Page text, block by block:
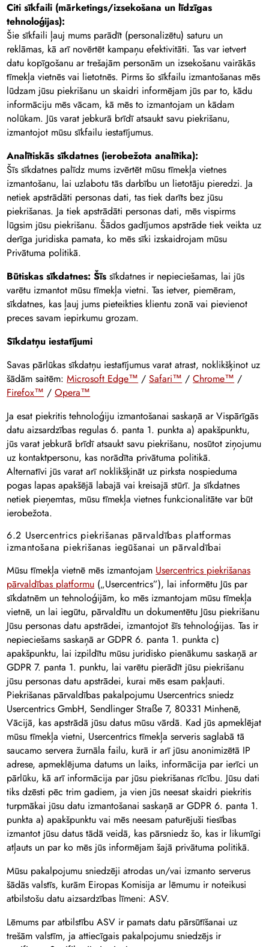
Citi sīkfaili (mārketings/izsekošana un līdzīgas
tehnoloģijas):
Šie sīkfaili ļauj mums parādīt (personalizētu) saturu un
reklāmas, kā arī novērtēt kampaņu efektivitāti. Tas var ietvert
datu kopīgošanu ar trešajām personām un izsekošanu vairākās
tīmekļa vietnēs vai lietotnēs. Pirms šo sīkfailu izmantošanas mēs
lūdzam jūsu piekrišanu un skaidri informējam jūs par to, kādu
informāciju mēs vācam, kā mēs to izmantojam un kādam
nolūkam. Jūs varat jebkurā brīdī atsaukt savu piekrišanu,
izmantojot mūsu sīkfailu iestatījumus.
Analītiskās sīkdatnes (ierobežota analītika):
Šīs sīkdatnes palīdz mums izvērtēt mūsu tīmekļa vietnes
izmantošanu, lai uzlabotu tās darbību un lietotāju pieredzi. Ja
netiek apstrādāti personas dati, tas tiek darīts bez jūsu
piekrišanas. Ja tiek apstrādāti personas dati, mēs vispirms
lūgsim jūsu piekrišanu. Šādos gadījumos apstrāde tiek veikta uz
derīga juridiska pamata, ko mēs sīki izskaidrojam mūsu
Privātuma politikā.
Būtiskas sīkdatnes: Šīssīkdatnes ir nepieciešamas, lai jūs
varētu izmantot mūsu tīmekļa vietni. Tas ietver, piemēram,
sīkdatnes, kas ļauj jums pieteikties klientu zonā vai pievienot
preces savam iepirkumu grozam.
Sīkdatņu iestatījumi
Savas pārlūkas sīkdatņu iestatījumus varat atrast, noklikšķinot uz
šādām saitēm:Microsoft Edge™ /Safari™ /Chrome™ /
Firefox™ /Opera™
Ja esat piekritis tehnoloģiju izmantošanai saskaņā ar Vispārīgās
datu aizsardzības regulas 6. panta 1. punkta a) apakšpunktu,
jūs varat jebkurā brīdī atsaukt savu piekrišanu, nosūtot ziņojumu
uz kontaktpersonu, kas norādīta privātuma politikā.
Alternatīvi jūs varat arī noklikšķināt uz pirksta nospieduma
pogas lapas apakšējā labajā vai kreisajā stūrī. Ja sīkdatnes
netiek pieņemtas, mūsu tīmekļa vietnes funkcionalitāte var būt
ierobežota.
6.2 Usercentrics piekrišanas pārvaldības platformas
izmantošana piekrišanas iegūšanai un pārvaldībai
Mūsu tīmekļa vietnē mēs izmantojam Usercentrics piekrišanas
pārvaldības platformu („Usercentrics”), lai informētu Jūs par
sīkdatnēm un tehnoloģijām, ko mēs izmantojam mūsu tīmekļa
vietnē, un lai iegūtu, pārvaldītu un dokumentētu Jūsu piekrišanu
Jūsu personas datu apstrādei, izmantojot šīs tehnoloģijas. Tas ir
nepieciešams saskaņā ar GDPR 6. panta 1. punkta c)
apakšpunktu, lai izpildītu mūsu juridisko pienākumu saskaņā ar
GDPR 7. panta 1. punktu, lai varētu pierādīt jūsu piekrišanu
jūsu personas datu apstrādei, kurai mēs esam pakļauti.
Piekrišanas pārvaldības pakalpojumu Usercentrics sniedz
Usercentrics GmbH, Sendlinger Straße 7, 80331 Minhenē,
Vācijā, kas apstrādā jūsu datus mūsu vārdā. Kad jūs apmeklējat
mūsu tīmekļa vietni, Usercentrics tīmekļa serveris saglabā tā
saucamo servera žurnāla failu, kurā ir arī jūsu anonimizētā IP
adrese, apmeklējuma datums un laiks, informācija par ierīci un
pārlūku, kā arī informācija par jūsu piekrišanas rīcību. Jūsu dati
tiks dzēsti pēc trim gadiem, ja vien jūs neesat skaidri piekritis
turpmākai jūsu datu izmantošanai saskaņā ar GDPR 6. panta 1.
punkta a) apakšpunktu vai mēs neesam paturējuši tiesības
izmantot jūsu datus tādā veidā, kas pārsniedz šo, kas ir likumīgi
atļauts un par ko mēs jūs informējam šajā privātuma politikā.
Mūsu pakalpojumu sniedzēji atrodas un/vai izmanto serverus
šādās valstīs, kurām Eiropas Komisija ar lēmumu ir noteikusi
atbilstošu datu aizsardzības līmeni: ASV.
Lēmums par atbilstību ASV ir pamats datu pārsūtīšanai uz
trešām valstīm, ja attiecīgais pakalpojumu sniedzējs ir